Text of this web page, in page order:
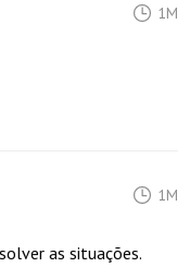
1M
1M
as situações.